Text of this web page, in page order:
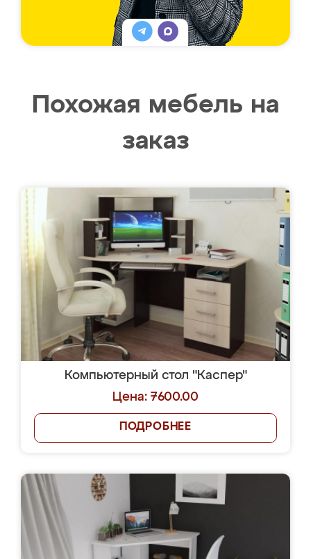
Похожая мебель на
заказ
Компьютерный стол "Каспер"
Цена: 7600.00
ПОДРОБНЕЕ